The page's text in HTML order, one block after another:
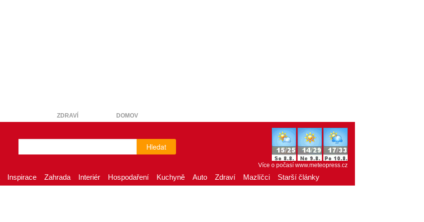
ZDRAVÍ DOMOV
Hledat
Více o počasí www.meteopress.cz
Inspirace Zahrada Interiér Hospodaření Kuchyně Auto Zdraví Mazlíčci Starší články